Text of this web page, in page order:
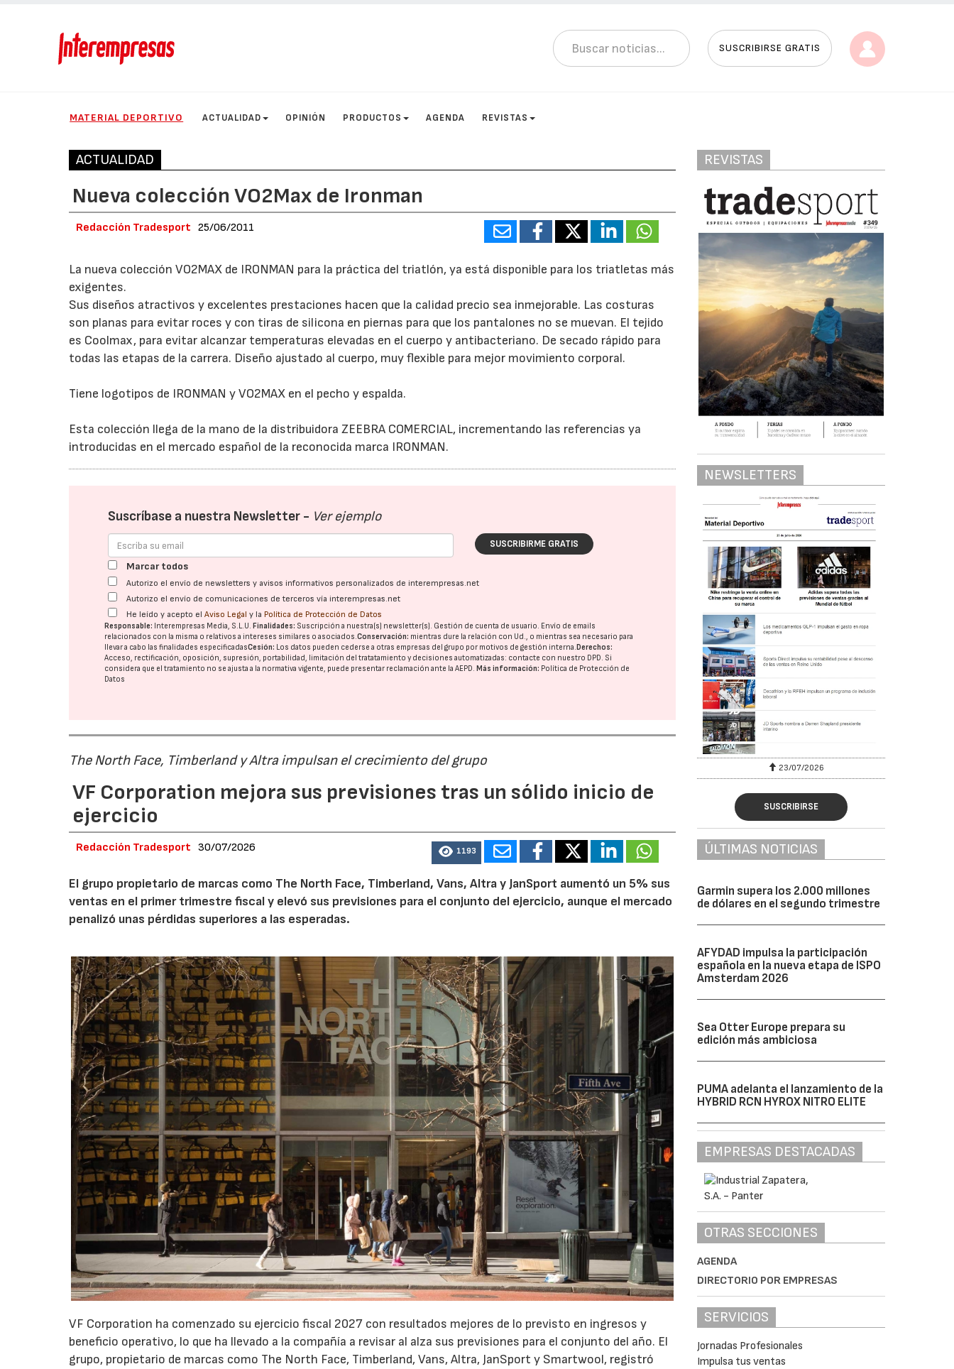
SUSCRIBIRSE GRATIS
MATERIAL DEPORTIVO ACTUALIDAD OPINIÓN PRODUCTOS AGENDA REVISTAS
ACTUALIDAD
Nueva colección VO2Max de Ironman
Redacción Tradesport 25/06/2011
La nueva colección VO2MAX de IRONMAN para la práctica del triatlón, ya está disponible para los triatletas más
exigentes.
Sus diseños atractivos y excelentes prestaciones hacen que la calidad precio sea inmejorable. Las costuras
son planas para evitar roces y con tiras de silicona en piernas para que los pantalones no se muevan. El tejido
es Coolmax, para evitar alcanzar temperaturas elevadas en el cuerpo y antibacteriano. De secado rápido para
todas las etapas de la carrera. Diseño ajustado al cuerpo, muy flexible para mejor movimiento corporal.
Tiene logotipos de IRONMAN y VO2MAX en el pecho y espalda.
Esta colección llega de la mano de la distribuidora ZEEBRA COMERCIAL, incrementando las referencias ya
introducidas en el mercado español de la reconocida marca IRONMAN.
Suscríbase a nuestra Newsletter - Ver ejemplo
SUSCRIBIRME GRATIS
Marcar todos
Autorizo el envío de newsletters y avisos informativos personalizados de interempresas.net
Autorizo el envío de comunicaciones de terceros vía interempresas.net
He leído y acepto elAviso Legal y la Política de Protección de Datos
Responsable: Interempresas Media, S.L.U. Finalidades: Suscripción a nuestra(s) newsletter(s). Gestión de cuenta de usuario. Envío de emails
relacionados con la misma o relativos a intereses similares o asociados.Conservación: mientras dure la relación con Ud., o mientras sea necesario para
llevar a cabo las finalidades especificadasCesión: Los datos pueden cederse a otras empresas del grupo por motivos de gestión interna. Derechos:
Acceso, rectificación, oposición, supresión, portabilidad, limitación del tratatamiento y decisiones automatizadas: contacte con nuestro DPD. Si
considera que el tratamiento no se ajusta a la normativa vigente, puede presentar reclamación ante laAEPD. Más información: Política de Protección de
Datos
The North Face, Timberland y Altra impulsan el crecimiento del grupo
VF Corporation mejora sus previsiones tras un sólido inicio de
ejercicio
Redacción Tradesport 30/07/2026 1193
El grupo propietario de marcas como The North Face, Timberland, Vans, Altra y JanSport aumentó un 5% sus
ventas en el primer trimestre fiscal y elevó sus previsiones para el conjunto del ejercicio, aunque el mercado
penalizó unas pérdidas superiores a las esperadas.
VF Corporation ha comenzado su ejercicio fiscal 2027 con resultados mejores de lo previsto en ingresos y
beneficio operativo, lo que ha llevado a la compañía a revisar al alza sus previsiones para el conjunto del año. El
grupo, propietario de marcas como The North Face, Timberland, Vans, Altra, JanSport y Smartwool, registró
REVISTAS
NEWSLETTERS
23/07/2026 23/07/2026
SUSCRIBIRSE
ÚLTIMAS NOTICIAS
Garmin supera los 2.000 millones
de dólares en el segundo trimestre
AFYDAD impulsa la participación
española en la nueva etapa de ISPO
Amsterdam 2026
Sea Otter Europe prepara su
edición más ambiciosa
PUMA adelanta el lanzamiento de la
HYBRID RCN HYROX NITRO ELITE
EMPRESAS DESTACADAS
OTRAS SECCIONES
AGENDA
DIRECTORIO POR EMPRESAS
SERVICIOS
Jornadas Profesionales
Impulsa tus ventas